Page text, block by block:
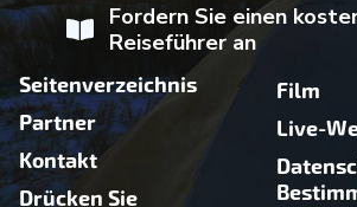
Fordern Sie einen
Reiseführer an
Seitenverzeichnis
Partner
Kontakt
Drücken Sie
Film
Live-